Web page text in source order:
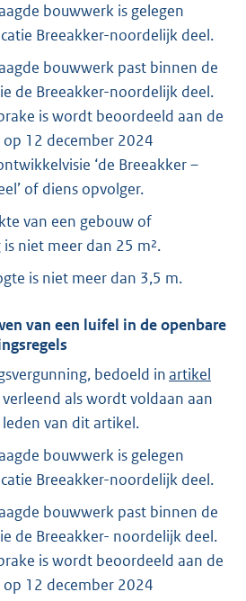
bouwwerk is gelegen
Breeakker-noordelijk deel.
bouwwerk past binnen de
de Breeakker-noordelijk deel.
is wordt beoordeeld aan de
12 december 2024
‘de Breeakker –
of diens opvolger.
van een gebouw of
niet meer dan 25 m².
is niet meer dan 3,5 m.
van een luifel in de openbare
bedoeld inartikel
als wordt voldaan aan
van dit artikel.
bouwwerk is gelegen
Breeakker-noordelijk deel.
bouwwerk past binnen de
de Breeakker- noordelijk deel.
is wordt beoordeeld aan de
12 december 2024